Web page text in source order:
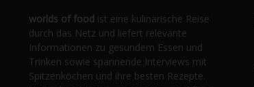
worlds of food ist eine kulinarische Reise
durch das Netz und liefert relevante
Informationen zu gesundem Essen und
Trinken sowie spannende Interviews mit
Spitzenköchen und ihre besten Rezepte.